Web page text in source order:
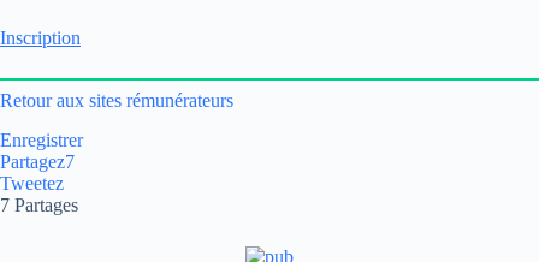
Inscription
Retour aux sites rémunérateurs
Enregistrer
Partagez7
Tweetez
7 Partages